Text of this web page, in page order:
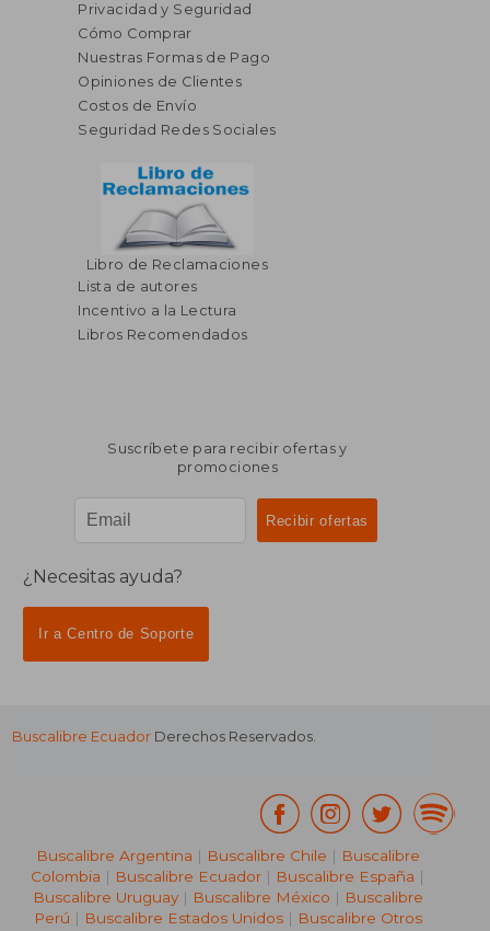
Privacidad y Seguridad
Cómo Comprar
Nuestras Formas de Pago
Opiniones de Clientes
Costos de Envío
Seguridad Redes Sociales
Libro de Reclamaciones
Lista de autores
Incentivo a la Lectura
Libros Recomendados
Suscríbete para recibir ofertas y
promociones
¿Necesitas ayuda?
Ir a Centro de Soporte
Buscalibre Ecuador Derechos Reservados.
Buscalibre Argentina | Buscalibre Chile | Buscalibre
Colombia | Buscalibre Ecuador | Buscalibre España |
Buscalibre Uruguay| Buscalibre México | Buscalibre
Perú | Buscalibre Estados Unidos| Buscalibre Otros